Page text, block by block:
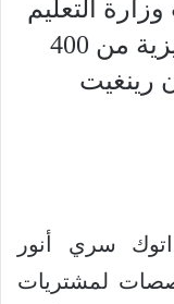
التعليم
لأعمال الأشغال العامة الماليزية من 400
سري أنور
لمشتريات